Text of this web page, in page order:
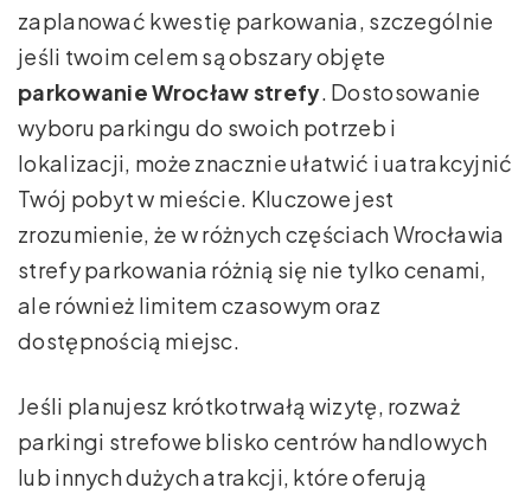
zaplanować kwestię parkowania, szczególnie
jeśli twoim celem są obszary objęte
parkowanie Wrocław strefy. Dostosowanie
wyboru parkingu do swoich potrzeb i
lokalizacji, może znacznie ułatwić i uatrakcyjnić
Twój pobyt w mieście. Kluczowe jest
zrozumienie, że w różnych częściach Wrocławia
strefy parkowania różnią się nie tylko cenami,
ale również limitem czasowym oraz
dostępnością miejsc.
Jeśli planujesz krótkotrwałą wizytę, rozważ
parkingi strefowe blisko centrów handlowych
lub innych dużych atrakcji, które oferują